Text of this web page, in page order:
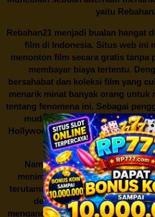
yaitu
Rebahan21menjadi bualan hangat
film di Indonesia. Situs web ini
menonton film secara gratis tanpa
membayar biaya tertentu.
bersahabat dan koleksi film yang
menarik minat banyak orang untuk
tentang fenomena ini. Sebagai
mudah mencari film yang ingin
Hollywood terbaru, drama Korea
produksi film lokal dengan
Namun, seperti halnya cerita
menimbulkan kontroversi di
terutama produsen film dan
dengan maraknya situs-situs
menganggapnya sebagai bentuk